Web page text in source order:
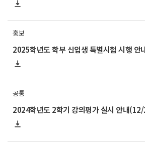
홍보
2025학년도 학부 신입생 특별시험 시행 안
공통
2024학년도 2학기 강의평가 실시 안내